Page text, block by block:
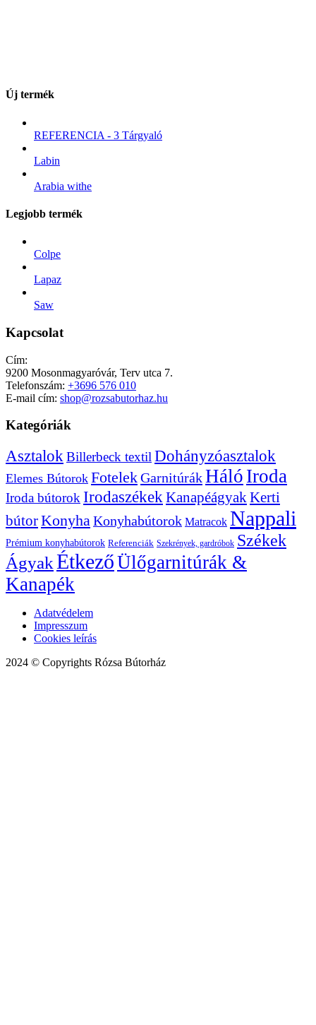
Új termék
REFERENCIA - 3 Tárgyaló
Labin
Arabia withe
Legjobb termék
Colpe
Lapaz
Saw
Kapcsolat
Cím:
9200 Mosonmagyaróvár, Terv utca 7.
Telefonszám: +3696 576 010
E-mail cím: shop@rozsabutorhaz.hu
Kategóriák
Asztalok Billerbeck textil Dohányzóasztalok
Elemes Bútorok FotelekGarnitúrákHáló Iroda
Iroda bútorok Irodaszékek KanapéágyakKerti
bútorKonyhaKonyhabútorok Matracok Nappali
Prémium konyhabútorok Referenciák Szekrények, gardróbok Székek
ÁgyakÉtkezőÜlőgarnitúrák &
Kanapék
Adatvédelem
Impresszum
Cookies leírás
2024 © Copyrights Rózsa Bútorház